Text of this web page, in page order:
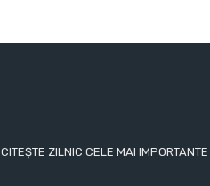
CITEȘTE ZILNIC CELE MAI